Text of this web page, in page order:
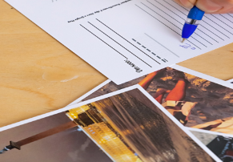
Выберите из списка: